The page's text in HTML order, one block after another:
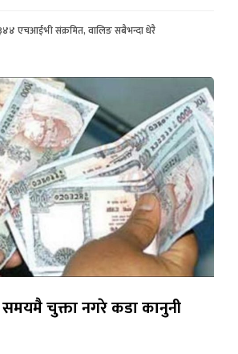
एचआईभी संक्रमित, वालिङ सबैभन्दा धेरै
चुक्ता नगरे कडा कानुनी